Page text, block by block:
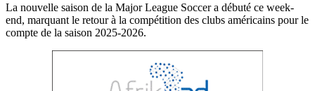
La nouvelle saison de la Major League Soccer a débuté ce week-
end, marquant le retour à la compétition des clubs américains pour le
compte de la saison 2025-2026.